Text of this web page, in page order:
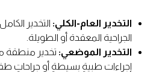
التخدير العام-الكلي: التخدير
الجراحية المعقدة أو الطويلة.
التخدير الموضعي: تخدير منطقة
إجراءات طبيةٍ بسيطةٍ أو جراحاتٍ